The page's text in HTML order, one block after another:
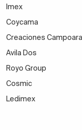
Imex
Coycama
Creaciones
Avila Dos
Royo Group
Cosmic
Ledimex